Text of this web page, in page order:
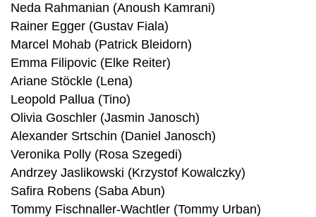
Neda Rahmanian (Anoush Kamrani)
Rainer Egger (Gustav Fiala)
Marcel Mohab (Patrick Bleidorn)
Emma Filipovic (Elke Reiter)
Ariane Stöckle (Lena)
Leopold Pallua (Tino)
Olivia Goschler (Jasmin Janosch)
Alexander Srtschin (Daniel Janosch)
Veronika Polly (Rosa Szegedi)
Andrzey Jaslikowski (Krzystof Kowalczky)
Safira Robens (Saba Abun)
Tommy Fischnaller-Wachtler (Tommy Urban)